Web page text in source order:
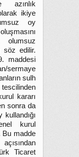
azınlık
ikiye
oy
olumsuz
söz edilir.
maddesi
sulh
kararı
sonra da
kurul
Bu madde
Ticaret